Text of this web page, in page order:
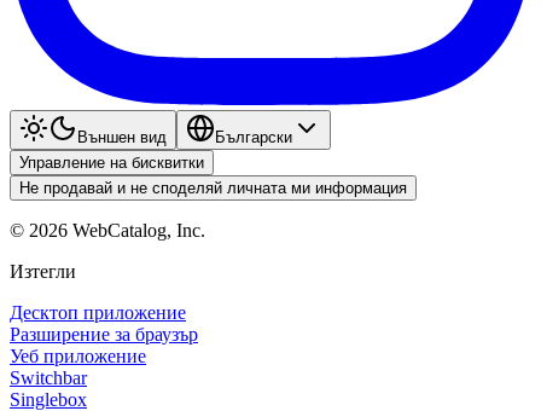
Външен вид
Български
Управление на бисквитки
Не продавай и не споделяй личната ми информация
© 2026 WebCatalog, Inc.
Изтегли
Десктоп приложение
Разширение за браузър
Уеб приложение
Switchbar
Singlebox